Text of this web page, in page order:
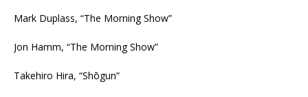
Mark Duplass, “The Morning Show”
Jon Hamm, “The Morning Show”
Takehiro Hira, “Shōgun”